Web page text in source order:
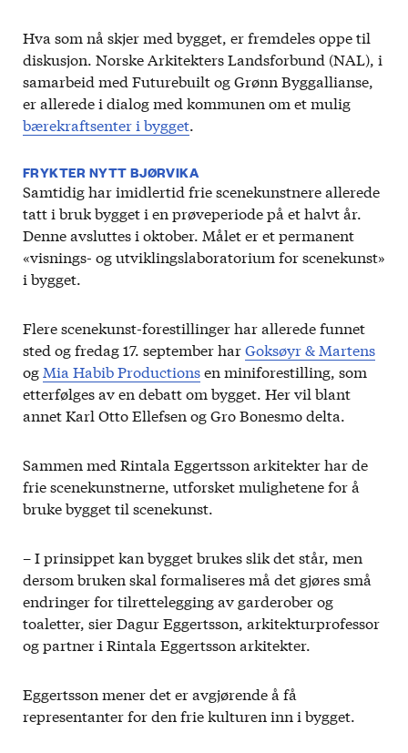
Hva som nå skjer med bygget, er fremdeles oppe til
diskusjon. Norske Arkitekters Landsforbund (NAL), i
samarbeid med Futurebuilt og Grønn Byggallianse,
er allerede i dialog med kommunen om et mulig
bærekraftsenter i bygget.
FRYKTER NYTT BJØRVIKA
Samtidig har imidlertid frie scenekunstnere allerede
tatt i bruk bygget i en prøveperiode på et halvt år.
Denne avsluttes i oktober. Målet er et permanent
«visnings- og utviklingslaboratorium for scenekunst»
i bygget.
Flere scenekunst-forestillinger har allerede funnet
sted og fredag 17. september harGoksøyr & Martens
og Mia Habib Productionsen miniforestilling, som
etterfølges av en debatt om bygget. Her vil blant
annet Karl Otto Ellefsen og Gro Bonesmo delta.
Sammen med Rintala Eggertsson arkitekter har de
frie scenekunstnerne, utforsket mulighetene for å
bruke bygget til scenekunst.
– I prinsippet kan bygget brukes slik det står, men
dersom bruken skal formaliseres må det gjøres små
endringer for tilrettelegging av garderober og
toaletter, sier Dagur Eggertsson, arkitekturprofessor
og partner i Rintala Eggertsson arkitekter.
Eggertsson mener det er avgjørende å få
representanter for den frie kulturen inn i bygget.